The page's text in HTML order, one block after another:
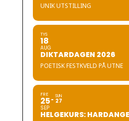
UNIK UTSTILLING
TYS
18
AUG
DIKTARDAGEN 2026
POETISK FESTKVELD PÅ UTNE
FRE
25
SEP
SUN
27
HELGEKURS: